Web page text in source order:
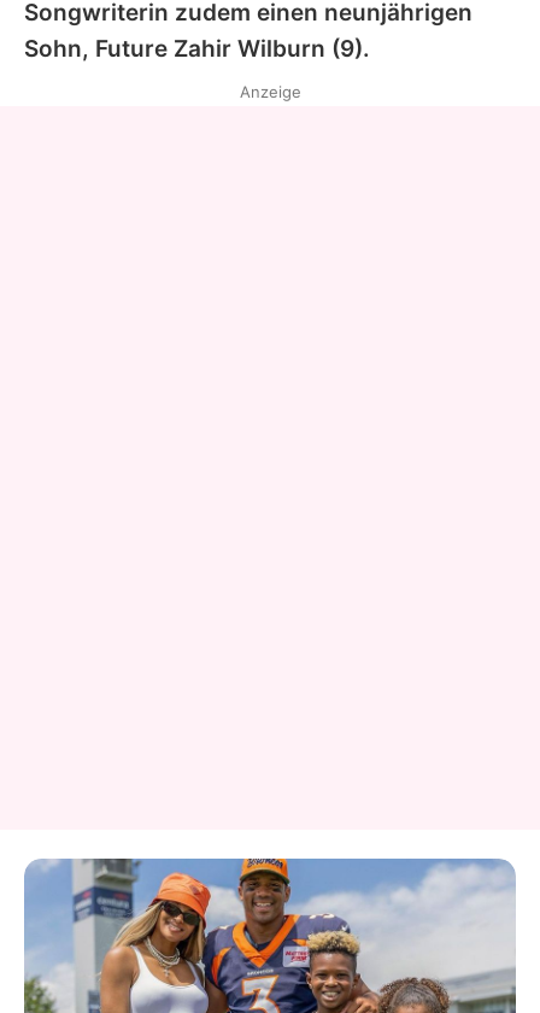
Songwriterin zudem einen neunjährigen
Sohn, Future Zahir Wilburn (9).
Anzeige